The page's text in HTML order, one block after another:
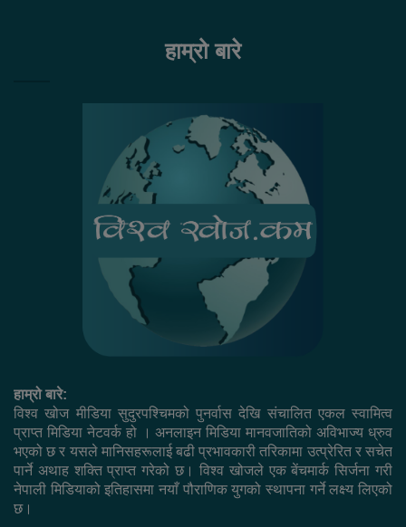
हाम्रो बारे
हाम्रो बारे:
विश्व खोज मीडिया सुदुरपश्चिमको पुनर्वास देखि संचालित एकल स्वामित्व
प्राप्त मिडिया नेटवर्क हो । अनलाइन मिडिया मानवजातिको अविभाज्य ध्रुव
भएको छ र यसले मानिसहरूलाई बढी प्रभावकारी तरिकामा उत्प्रेरित र सचेत
पार्ने अथाह शक्ति प्राप्त गरेको छ। विश्व खोजले एक बेंचमार्क सिर्जना गरी
नेपाली मिडियाको इतिहासमा नयाँ पौराणिक युगको स्थापना गर्ने लक्ष्य लिएको
छ।